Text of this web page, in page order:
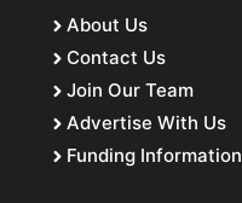
About Us
Contact Us
Join Our Team
Advertise With Us
Funding Information